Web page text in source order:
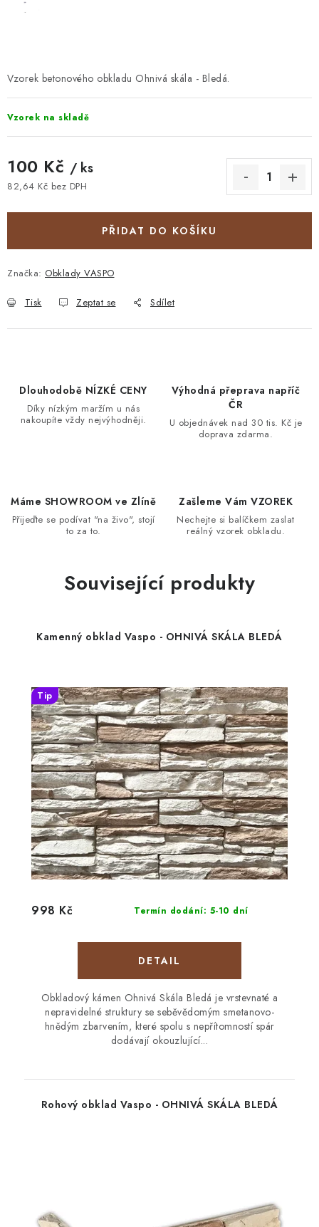
KONTAKT DOPRAVA A PLATBA
VZORKOVNA
PRAKTICKÉ RADY
VZOREK
INSPIRACE
PROČ KOUPIT U NÁS?
Vzorek betonového obkladu Ohnivá skála - Bledá.
Vzorek na skladě
100 Kč / ks
82,64 Kč bez DPH
PŘIDAT DO KOŠÍKU
Značka: Obklady VASPO
Tisk Zeptat se Sdílet
Dlouhodobě NÍZKÉ CENY
Díky nízkým maržím u nás
nakoupíte vždy nejvýhodněji.
Výhodná přeprava napříč
ČR
U objednávek nad 30 tis. Kč je
doprava zdarma.
Máme SHOWROOM ve Zlíně
Přijeďte se podívat "na živo", stojí
to za to.
Zašleme Vám VZOREK
Nechejte si balíčkem zaslat
reálný vzorek obkladu.
Související produkty
Kamenný obklad Vaspo - OHNIVÁ SKÁLA BLEDÁ
Tip
Termín dodání: 5-10 dní
998 Kč
Obkladový kámen Ohnivá Skála Bledá je vrstevnaté a
nepravidelné struktury se seběvědomým smetanovo-
hnědým zbarvením, které spolu s nepřítomností spár
dodávají okouzlující...
Rohový obklad Vaspo - OHNIVÁ SKÁLA BLEDÁ